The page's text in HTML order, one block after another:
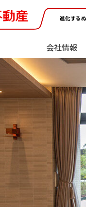
会社情報
長挨拶
（サステナビリティ）
行中の開発計画
新卒採用情報
。